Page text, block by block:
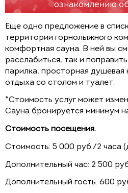
ознакомлению
Еще одно предложение в
территории горнолыжного
комфортная сауна. В ней вы
расслабиться, так и
парилка, просторная душевая
отдыха со столом и туалет.
*Стоимость услуг может
Сауна бронируется минимум
Стоимость посещения.
Стоимость: 5 000 руб./2 часа
Дополнительный час: 2 500
Дополнительный гость: 600